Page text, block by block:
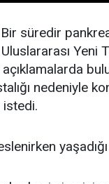
Bir süredir
Uluslararası
nedeniyle
istedi.